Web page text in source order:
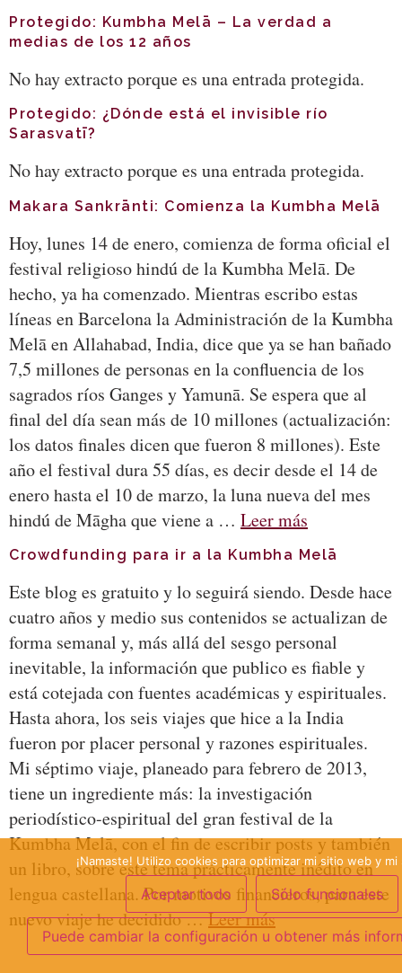
Protegido: Kumbha Melā – La verdad a
medias de los 12 años
No hay extracto porque es una entrada protegida.
Protegido: ¿Dónde está el invisible río
Sarasvatī?
No hay extracto porque es una entrada protegida.
Makara Sankrānti: Comienza la Kumbha Melā
Hoy, lunes 14 de enero, comienza de forma oficial el
festival religioso hindú de la Kumbha Melā. De
hecho, ya ha comenzado. Mientras escribo estas
líneas en Barcelona la Administración de la Kumbha
Melā en Allahabad, India, dice que ya se han bañado
7,5 millones de personas en la confluencia de los
sagrados ríos Ganges y Yamunā. Se espera que al
final del día sean más de 10 millones (actualización:
los datos finales dicen que fueron 8 millones). Este
año el festival dura 55 días, es decir desde el 14 de
enero hasta el 10 de marzo, la luna nueva del mes
hindú de Māgha que viene a … Leer más
Crowdfunding para ir a la Kumbha Melā
Este blog es gratuito y lo seguirá siendo. Desde hace
cuatro años y medio sus contenidos se actualizan de
forma semanal y, más allá del sesgo personal
inevitable, la información que publico es fiable y
está cotejada con fuentes académicas y espirituales.
Hasta ahora, los seis viajes que hice a la India
fueron por placer personal y razones espirituales.
Mi séptimo viaje, planeado para febrero de 2013,
tiene un ingrediente más: la investigación
periodístico-espiritual del gran festival de la
Kumbha Melā, con el fin de escribir posts y también
un libro, sobre este tema prácticamente inédito en
lengua castellana. Por motivos financieros, para este
nuevo viaje he decidido …Leer más
¡Namaste! Utilizo cookies para optimizar mi sitio web y mi
Aceptar todo Sólo funcionales
Puede cambiar la configuración u obtener más